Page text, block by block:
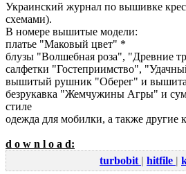
Украинский журнал по вышивке
схемами).
В номере вышитые модели:
платье "Маковый цвет" *
блузы "Волшебная роза", "Древние
салфетки "Гостеприимство",
вышитый рушник "Оберег" и
безрукавка "Жемчужины Агры" и
стиле
одежда для мобилки, а также другие
d o w n l o a d:
turbobit | hitfile |